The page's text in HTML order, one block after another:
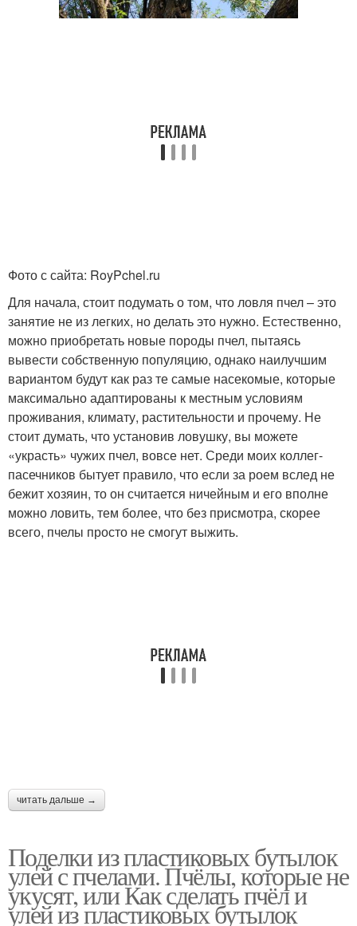
Фото с сайта: RoyPchel.ru
Для начала, стоит подумать о том, что ловля пчел – это
занятие не из легких, но делать это нужно. Естественно,
можно приобретать новые породы пчел, пытаясь
вывести собственную популяцию, однако наилучшим
вариантом будут как раз те самые насекомые, которые
максимально адаптированы к местным условиям
проживания, климату, растительности и прочему. Не
стоит думать, что установив ловушку, вы можете
«украсть» чужих пчел, вовсе нет. Среди моих коллег-
пасечников бытует правило, что если за роем вслед не
бежит хозяин, то он считается ничейным и его вполне
можно ловить, тем более, что без присмотра, скорее
всего, пчелы просто не смогут выжить.
читать дальше →
Поделки из пластиковых бутылок
улей с пчелами. Пчёлы, которые не
укусят, или Как сделать пчёл и
улей из пластиковых бутылок